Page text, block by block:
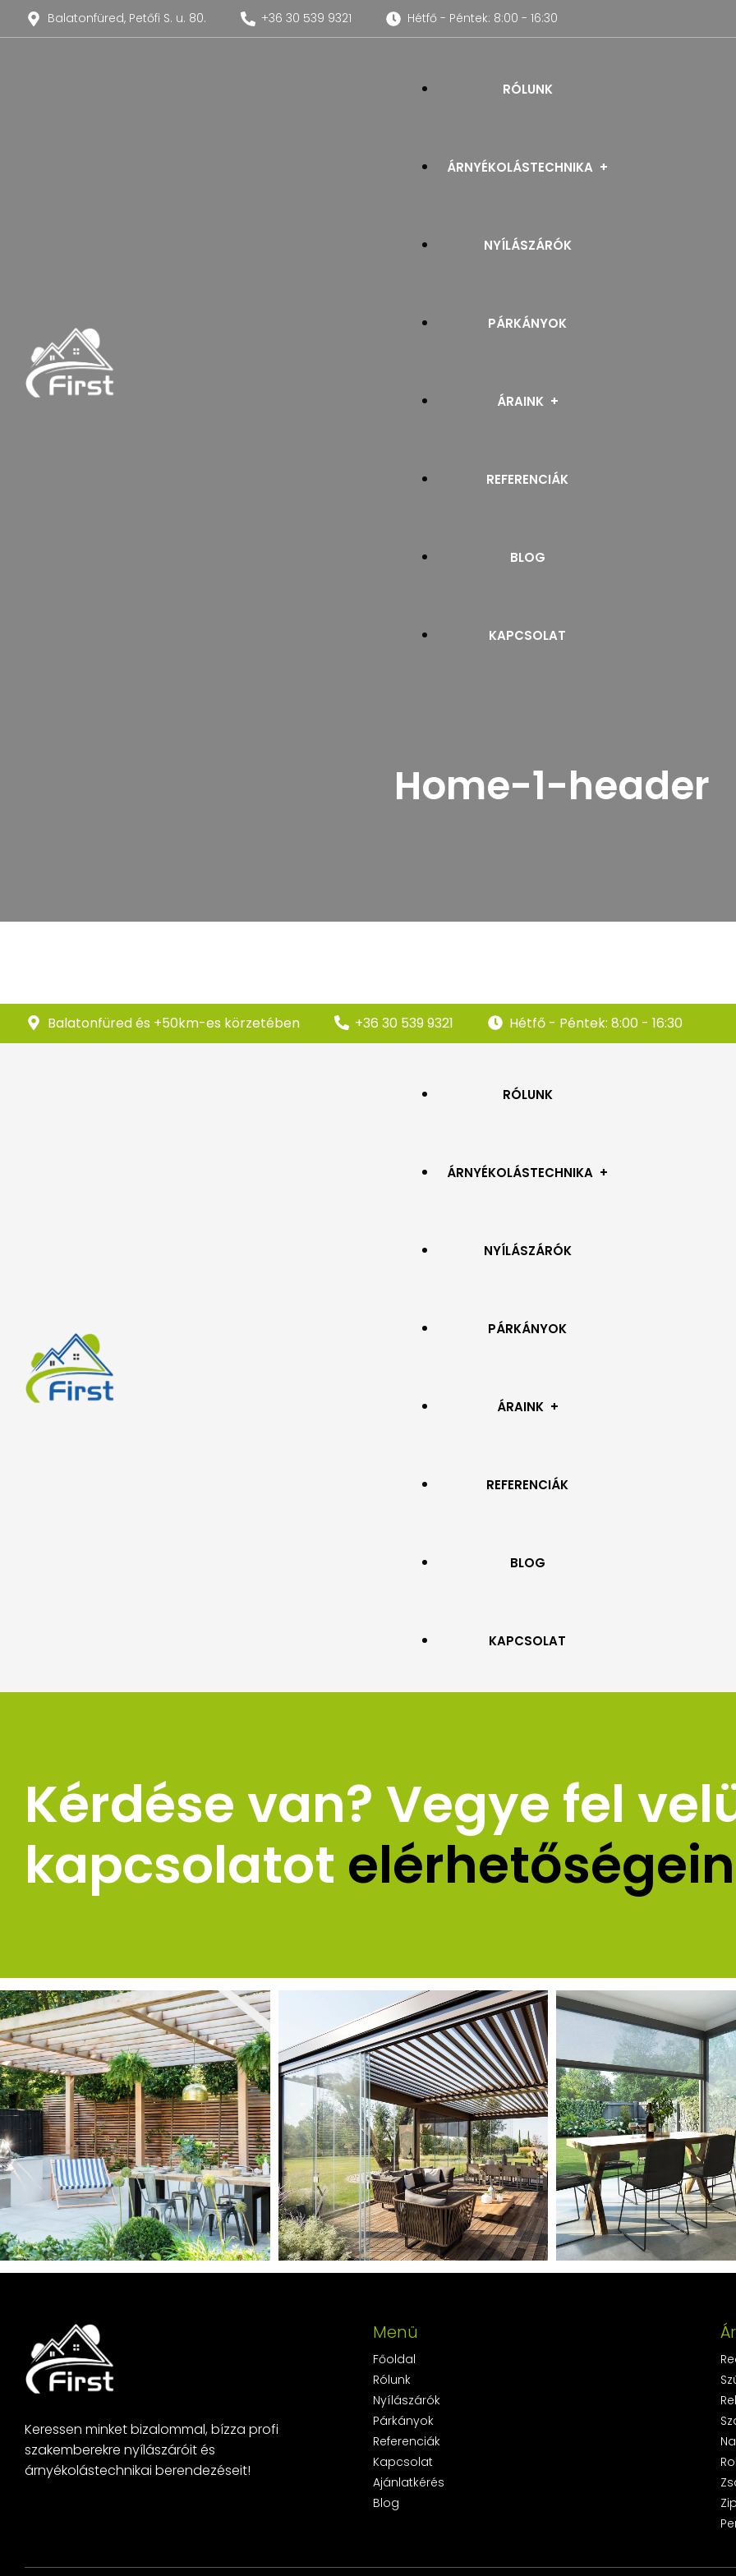
Balatonfüred, Petőfi S. u. 80. +36 30 539 9321 Hétfő - Péntek: 8:00 - 16:30
RÓLUNK
ÁRNYÉKOLÁSTECHNIKA
ZSALUZIA
NYÍLÁSZÁRÓK
PÁRKÁNYOK
ÁRAINK
REFERENCIÁK
BLOG
KAPCSOLAT
Home-1-header
Balatonfüred és +50km-es körzetében +36 30 539 9321 Hétfő - Péntek: 8:00 - 16:30
RÓLUNK
ÁRNYÉKOLÁSTECHNIKA
ZSALUZIA
NYÍLÁSZÁRÓK
PÁRKÁNYOK
ÁRAINK
REFERENCIÁK
BLOG
KAPCSOLAT
Kérdése van? Vegye fel
kapcsolatot
Keressen minket bizalommal, bízza profi
szakemberekre nyílászáróit és
árnyékolástechnikai berendezéseit!
Menü
Főoldal
Rólunk
Nyílászárók
Párkányok
Referenciák
Kapcsolat
Ajánlatkérés
Blog